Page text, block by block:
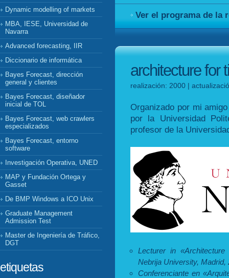
Dynamic modelling of markets
MBA, IESE, Universidad de
Navarra
Advanced forecasting, IIR
Diccionario de informática
Bayes Forecast, dirección
general y clientes
Bayes Forecast, diseñador
inicial de TOL
Bayes Forecast, web crawlers
especializados
Bayes Forecast, entorno
software
Investigación Operativa, UNED
MAP y Fundación Ortega y
Gasset
De BMP Windows a ICO Unix
Graduate Management
Admission Test
Master de Ingeniería de Tráfico,
DGT
etiquetas
Ver el programa de la
architecture for
realización: 2000 |
Organizado por mi
por la Universidad
profesor de la
Lecturer in
Nebrija University, Madrid,
Conferenciante en